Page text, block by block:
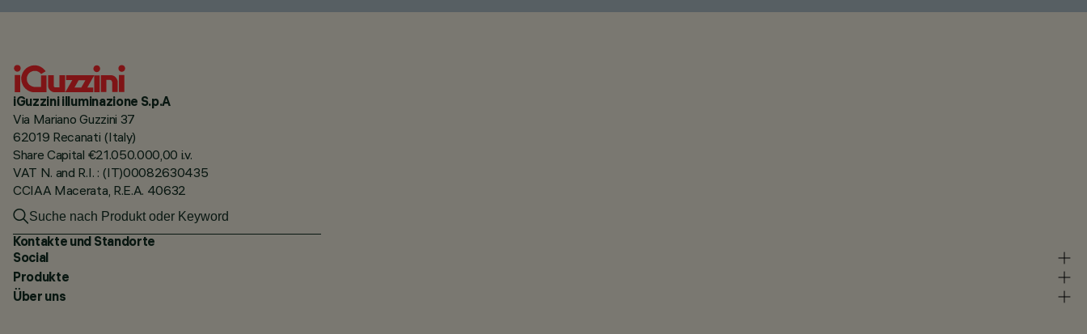
iGuzzini illuminazione S.p.A
Via Mariano Guzzini 37
62019 Recanati (Italy)
Share Capital €21.050.000,00 i.v.
VAT N. and R.I. : (IT)00082630435
CCIAA Macerata, R.E.A. 40632
Kontakte und Standorte
Social
Produkte
Über uns